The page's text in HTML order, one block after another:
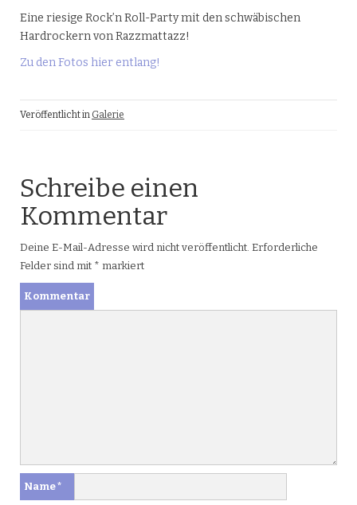
Eine riesige Rock’n Roll-Party mit den schwäbischen
Hardrockern von Razzmattazz!
Zu den Fotos hier entlang!
Veröffentlicht in Galerie
Schreibe einen
Kommentar
Deine E-Mail-Adresse wird nicht veröffentlicht. Erforderliche
Felder sind mit * markiert
Kommentar
Name*